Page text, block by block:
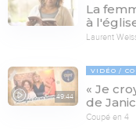
La
à
Laurent
49:44
VIDÉO
« Je
de
Coupé en 4